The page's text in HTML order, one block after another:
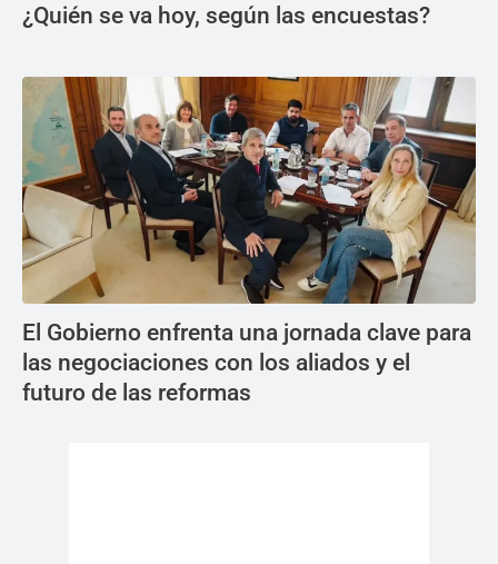
¿Quién se va hoy, según las encuestas?
El Gobierno enfrenta una jornada clave para
las negociaciones con los aliados y el
futuro de las reformas